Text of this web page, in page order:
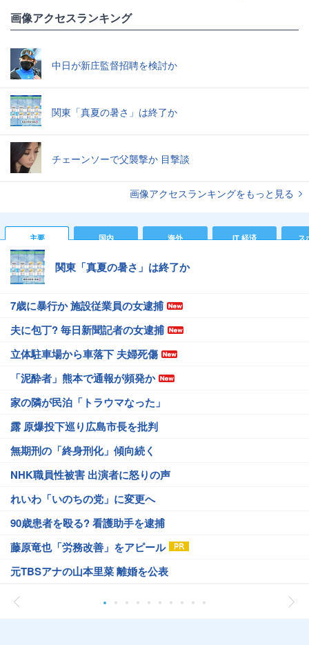
画像アクセスランキング
中日が新庄監督招聘を検討か
関東「真夏の暑さ」は終了か
チェーンソーで父襲撃か 目撃談
画像アクセスランキングをもっと見る
主要 国内 海外 IT 経済 ス
関東「真夏の暑さ」は終了か
7歳に暴行か 施設従業員の女逮捕
夫に包丁? 毎日新聞記者の女逮捕
立体駐車場から車落下 夫婦死傷
「泥酔者」熊本で通報が頻発か
家の隣が民泊「トラウマなった」
露 原爆投下巡り広島市長を批判
無期刑の「終身刑化」傾向続く
NHK職員性被害 出演者に怒りの声
れいわ「いのちの党」に変更へ
90歳患者を殴る? 看護助手を逮捕
藤原竜也「労務改善」をアピール
元TBSアナの山本里菜 離婚を公表